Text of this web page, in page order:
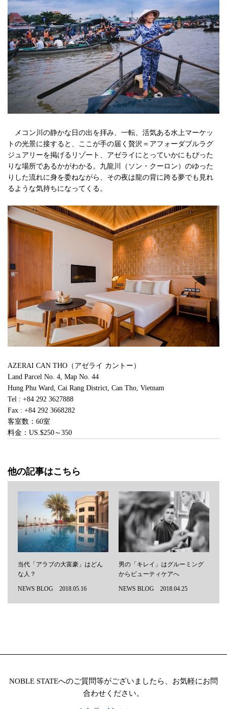
メコン川の静かな日の出を拝み、一転、活気ある水上マーケッ
トの光景に接すると、ここが手の届く贅沢＝アフォーダブルラグ
ジュアリーを掲げるリゾート、アゼライにとっていかにもぴった
りな場所であるかがわかる。九龍川（ソン・クーロン）のゆった
りした流れに身を委ねながら、その夜は龍の背に跨る夢でも見れ
るような気持ちになってくる。
AZERAI CAN THO（アゼライ カントー）
Land Parcel No. 4, Map No. 44
Hung Phu Ward, Cai Rang District, Can Tho, Vietnam
Tel : +84 292 3627888
Fax : +84 292 3668282
客室数：60室
料金：US.$250～350
他の記事はこちら
当代「アラブの大富豪」はどん
な人？
NEWS BLOG 2018.05.16
男の「キレイ」はグルーミング
からビューティケアへ
NEWS BLOG 2018.04.25
NOBLE STATEへのご質問等がございましたら、お気軽にお問
合わせください。